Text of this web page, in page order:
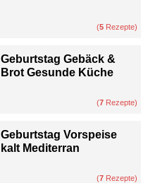
(5 Rezepte)
Geburtstag Gebäck &
Brot Gesunde Küche
(7 Rezepte)
Geburtstag Vorspeise
kalt Mediterran
(7 Rezepte)